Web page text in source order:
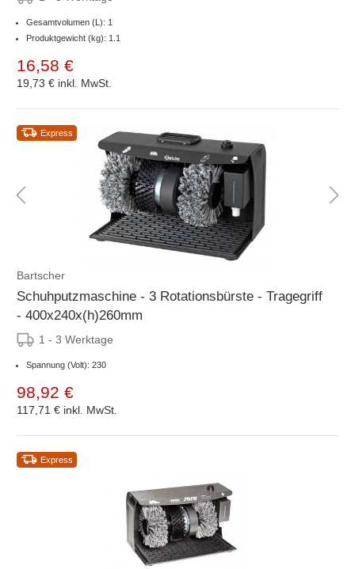
Gesamtvolumen (L): 1
Produktgewicht (kg): 1.1
16,58 €
19,73 € inkl. MwSt.
Express
Bartscher
Schuhputzmaschine - 3 Rotationsbürste - Tragegriff
- 400x240x(h)260mm
1 - 3 Werktage
Spannung (Volt): 230
98,92 €
117,71 € inkl. MwSt.
Express